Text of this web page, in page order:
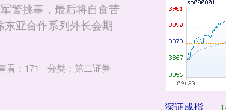
警挑事，最后将自食苦
亚合作系列外长会期
看： 171 分类： 第二证券
深证成指